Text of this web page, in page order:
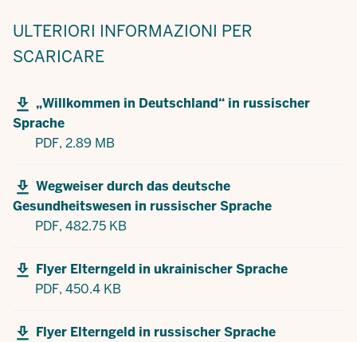
ULTERIORI INFORMAZIONI PER
SCARICARE
„Willkommen in Deutschland“ in russischer
Sprache
PDF, 2.89 MB
Wegweiser durch das deutsche
Gesundheitswesen in russischer Sprache
PDF, 482.75 KB
Flyer Elterngeld in ukrainischer Sprache
PDF, 450.4 KB
Flyer Elterngeld in russischer Sprache